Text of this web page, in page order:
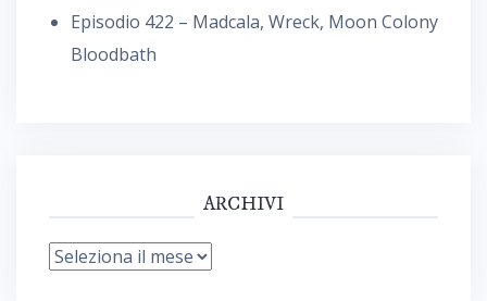
Episodio 422 – Madcala, Wreck, Moon Colony
Bloodbath
ARCHIVI
Archivi